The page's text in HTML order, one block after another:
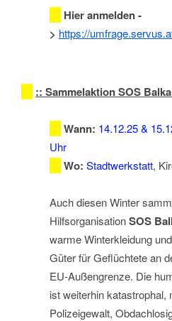
Hier anmelden -
> https://
:: Sammelaktion SOS
Wann: 14.12.25 &
Uhr
Wo: Stadtwerkstatt,
Auch diesen Winter
HilfsorganisationSOS
warme Winterkleidung
Güter für Geflüchtete an
EU-Außengrenze. Die
ist weiterhin katastrophal,
Polizeigewalt,